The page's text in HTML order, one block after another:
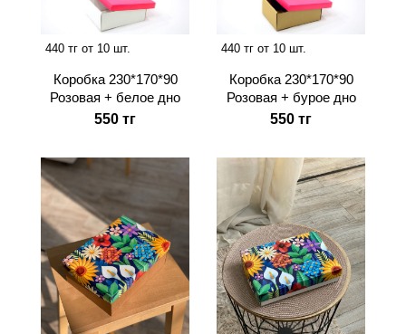
440 тг от 10 шт.
Коробка 230*170*90
Розовая + белое дно
550 тг
440 тг от 10 шт.
Коробка 230*170*90
Розовая + бурое дно
550 тг